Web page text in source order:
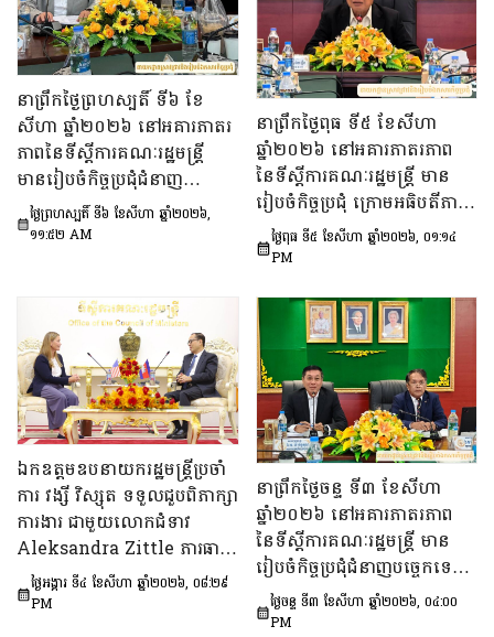
នាព្រឹកថ្ងៃព្រហស្បតិ៍ ទី៦ ខែ
សីហា ឆ្នាំ២០២៦ នៅអគារភាតរ
ភាពនៃទីស្តីការគណៈរដ្ឋមន្រ្តី
មានរៀបចំកិច្ចប្រជុំជំនាញ
បច្ចេកទេស ក្រោមអធិបតីភាព
ឯកឧត្តម សុក ផេង រដ្ឋលេខាធិ
ទី៣នៃក្រុមប្រឹក្សាអ្នកច្បាប់ និង
ឯកឧត្តម ចែម ផល្លា អនុប្រធាន​
និង​ជា​ប្រធាន​ក្រុមការងារទី៣នៃ
ក្រុមប្រឹក្សាសេដ្ឋកិច្ច សង្គមកិច្ច
និង​វប្បធម៌ ដើម្បីពិនិត្យ​និង​
ពិភាក្សា​លើ «សេចក្តីព្រាង
ផែនការ​សកម្មភាពជាតិ​​ស្ដីពី​ការ
បង្ការទប់ស្កាត់​អាពាហ៍ពិពាហ៍​
នៅវ័យក្មេង​និងការ​មាន​ផ្ទៃពោះ​
នៅ​វ័យជំទង់​នៅកម្ពុជា
ឆ្នាំ២០២៦-២០៣០»។
ថ្ងៃព្រហស្បតិ៍ ទី៦ ខែសីហា ឆ្នាំ២០២៦,
១១:៥២ AM
នាព្រឹកថ្ងៃពុធ ទី៥ ខែសីហា
ឆ្នាំ២០២៦ នៅអគារភាតរភាព
នៃទីស្តីការគណៈរដ្ឋមន្រ្តី មាន
រៀបចំកិច្ចប្រជុំ ក្រោមអធិបតីភាព
ឯកឧត្តម ឆឺយ រឿន រដ្ឋលេខាធិ
ការ​ទីស្តីការគណៈរដ្ឋមន្ត្រី ដើម្បី
ព្រាង​គំរូ​របាយការណ៍​សង្ខេប​ស្ដីពី​
វឌ្ឍនភាព​និងសមិទ្ធផល​សំខាន់ៗ​
របស់​រាជរដ្ឋាភិបាល​នៃ​
ព្រះរាជាណាចក្រកម្ពុជា។
ថ្ងៃពុធ ទី៥ ខែសីហា ឆ្នាំ២០២៦, ០១:១៤
PM
ឯកឧត្តមឧបនាយករដ្ឋមន្ត្រីប្រចាំ
ការ វង្សី វិស្សុត ទទួលជួបពិភាក្សា
ការងារ ជាមួយលោកជំទាវ
Aleksandra Zittle ភារធារី
ស្តីទីនៃស្ថានទូតសហរដ្ឋអាម៉េរិក
ប្រចាំកម្ពុជា
ថ្ងៃអង្គារ ទី៤ ខែសីហា ឆ្នាំ២០២៦, ០៨:២៩
PM
នាព្រឹកថ្ងៃចន្ទ ទី៣ ខែសីហា
ឆ្នាំ២០២៦ នៅអគារភាតរភាព
នៃទីស្តីការគណៈរដ្ឋមន្រ្តី មាន
រៀបចំកិច្ចប្រជុំជំនាញបច្ចេកទេស
ក្រោមអធិបតីភាព ឯកឧត្តម លី
ច័ន្ទតុលា រដ្ឋលេខាធិការទីស្តីការ
ថ្ងៃចន្ទ ទី៣ ខែសីហា ឆ្នាំ២០២៦, ០៤:០០
PM